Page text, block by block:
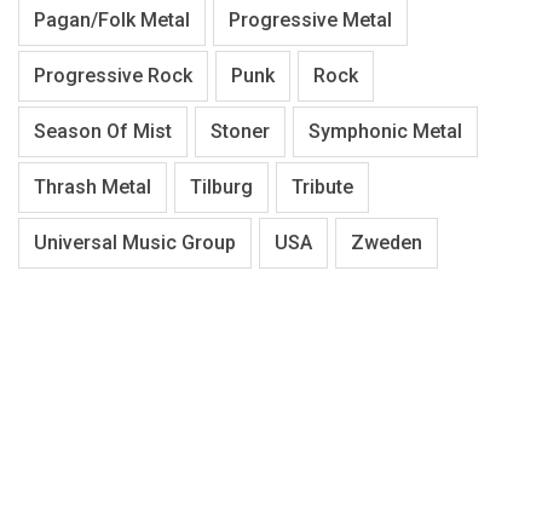
Pagan/Folk Metal Progressive Metal
Progressive Rock Punk Rock
Season Of Mist Stoner Symphonic Metal
Thrash Metal Tilburg Tribute
Universal Music Group USA Zweden